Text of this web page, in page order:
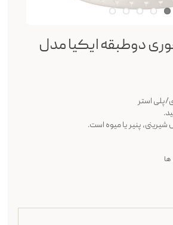
دوطبقه ایکیا مدل
پلی استر
شیرینی، پنیر یا میوه است.